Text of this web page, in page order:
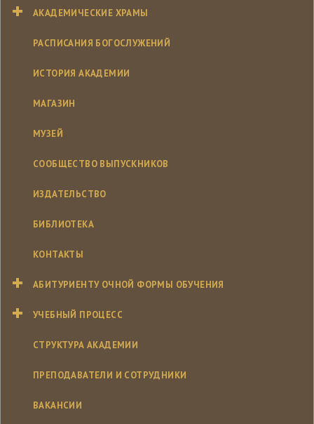
АКАДЕМИЧЕСКИЕ ХРАМЫ
РАСПИСАНИЯ БОГОСЛУЖЕНИЙ
ИСТОРИЯ АКАДЕМИИ
МАГАЗИН
МУЗЕЙ
СООБЩЕСТВО ВЫПУСКНИКОВ
ИЗДАТЕЛЬСТВО
БИБЛИОТЕКА
КОНТАКТЫ
АБИТУРИЕНТУ ОЧНОЙ ФОРМЫ ОБУЧЕНИЯ
УЧЕБНЫЙ ПРОЦЕСС
СТРУКТУРА АКАДЕМИИ
ПРЕПОДАВАТЕЛИ И СОТРУДНИКИ
ВАКАНСИИ